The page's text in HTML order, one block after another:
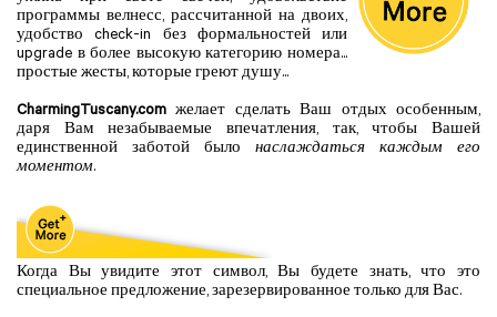
программы велнесс, рассчитанной на двоих,
удобство check-in без формальностей или
upgrade в более высокую категорию номера...
простые жесты, которые греют душу...
CharmingTuscany.com желает сделать Ваш отдых особенным,
даря Вам незабываемые впечатления, так, чтобы Вашей
единственной заботой было наслаждаться каждым его
моментом.
Когда Вы увидите этот символ, Вы будете знать, что это
специальное предложение, зарезервированное только для Вас.